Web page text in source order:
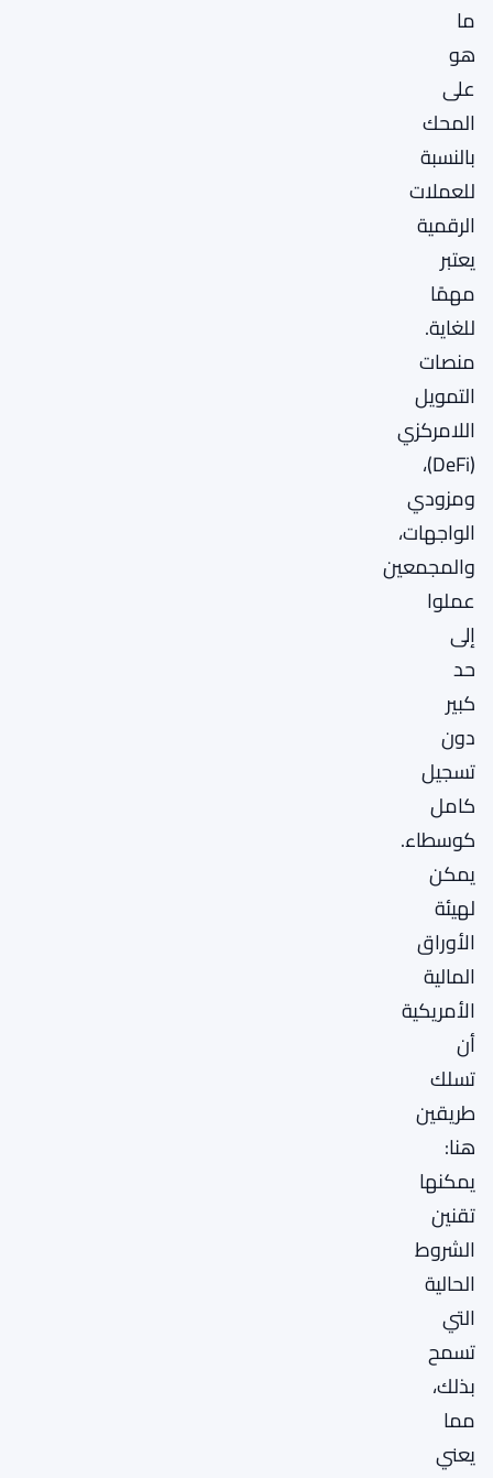
ما
هو
على
المحك
بالنسبة
للعملات
الرقمية
يعتبر
مهمًا
للغاية.
منصات
التمويل
اللامركزي
(DeFi)،
ومزودي
الواجهات،
والمجمعين
عملوا
إلى
حد
كبير
دون
تسجيل
كامل
كوسطاء.
يمكن
لهيئة
الأوراق
المالية
الأمريكية
أن
تسلك
طريقين
هنا:
يمكنها
تقنين
الشروط
الحالية
التي
تسمح
بذلك،
مما
يعني